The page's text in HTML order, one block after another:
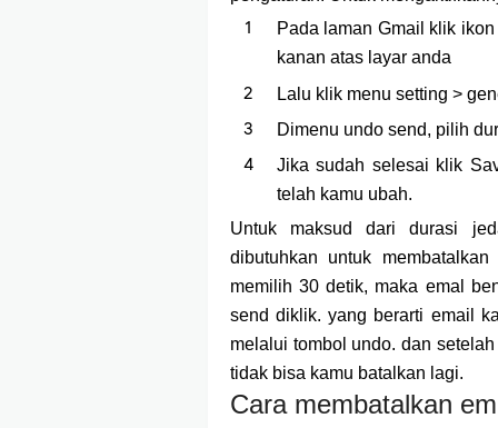
Pada laman Gmail klik
kanan atas layar anda
Lalu klik menu setting >
Dimenu undo send, pilih
Jika sudah selesai klik
telah kamu ubah.
Untuk maksud dari durasi
dibutuhkan untuk
memilih 30 detik, maka emal
send diklik. yang berarti email
melalui tombol undo. dan
tidak bisa kamu batalkan lagi.
Cara membatalkan